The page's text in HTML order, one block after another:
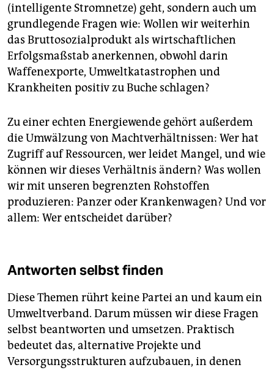
(intelligente Stromnetze) geht, sondern auch um
grundlegende Fragen wie: Wollen wir weiterhin
das Bruttosozialprodukt als wirtschaftlichen
Erfolgsmaßstab anerkennen, obwohl darin
Waffenexporte, Umweltkatastrophen und
Krankheiten positiv zu Buche schlagen?
Zu einer echten Energiewende gehört außerdem
die Umwälzung von Machtverhältnissen: Wer hat
Zugriff auf Ressourcen, wer leidet Mangel, und wie
können wir dieses Verhältnis ändern? Was wollen
wir mit unseren begrenzten Rohstoffen
produzieren: Panzer oder Krankenwagen? Und vor
allem: Wer entscheidet darüber?
Antworten selbst finden
Diese Themen rührt keine Partei an und kaum ein
Umweltverband. Darum müssen wir diese Fragen
selbst beantworten und umsetzen. Praktisch
bedeutet das, alternative Projekte und
Versorgungsstrukturen aufzubauen, in denen